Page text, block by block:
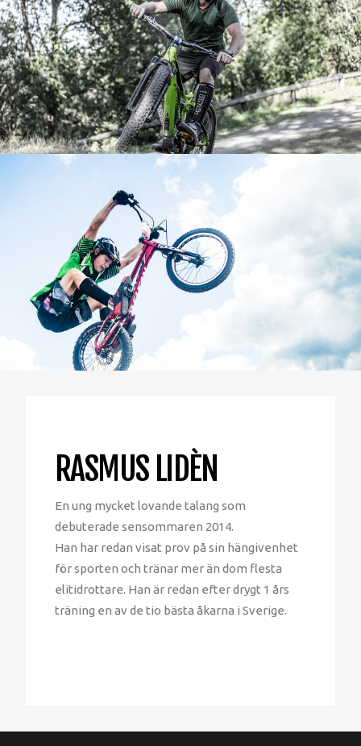
RASMUS LIDÈN
En ung mycket lovande talang som
debuterade sensommaren 2014.
Han har redan visat prov på sin hängivenhet
för sporten och tränar mer än dom flesta
elitidrottare. Han är redan efter drygt 1 års
träning en av de tio bästa åkarna i Sverige.